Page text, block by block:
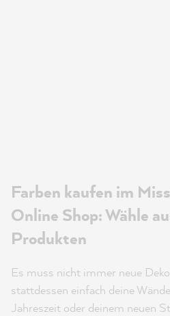
Farben kaufen im
Online Shop: Wähle
Produkten
Es muss nicht immer neue
stattdessen einfach deine
Jahreszeit oder deinem neuen